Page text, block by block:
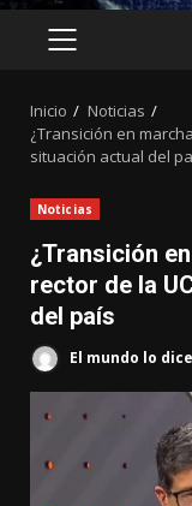
MENÚ
Inicio
Noticias
¿Transición en
situación actual del
Noticias
¿Transición
rector de la
del país
El mundo lo